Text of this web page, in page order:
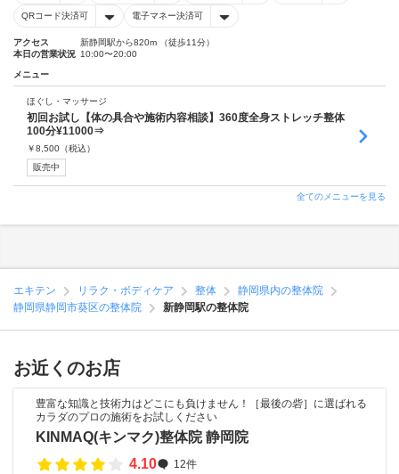
QRコード決済可 電子マネー決済可
アクセス
新静岡駅から820m （徒歩11分）
本日の営業状況 10:00〜20:00
メニュー
ほぐし・マッサージ
初回お試し【体の具合や施術内容相談】360度全身ストレッチ整体
100分¥11000⇒
￥8,500 （税込）
販売中
全てのメニューを見る
エキテン リラク・ボディケア 整体
静岡県内の整体院
静岡県静岡市葵区の整体院
新静岡駅の整体院
お近くのお店
豊富な知識と技術力はどこにも負けません！［最後の砦］に選ばれる
カラダのプロの施術をお試しください
KINMAQ(キンマク)整体院 静岡院
4.10
12件